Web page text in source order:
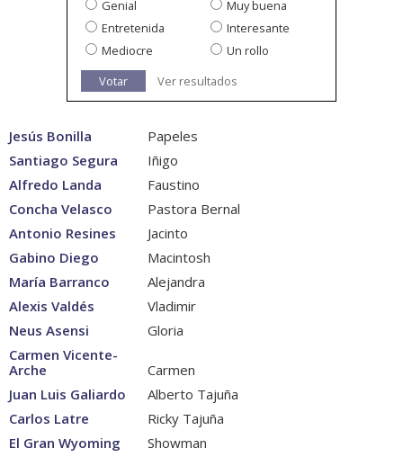
Genial
Muy buena
Entretenida
Interesante
Mediocre
Un rollo
Votar
Ver resultados
Jesús Bonilla
Papeles
Santiago Segura
Iñigo
Alfredo Landa
Faustino
Concha Velasco
Pastora Bernal
Antonio Resines
Jacinto
Gabino Diego
Macintosh
María Barranco
Alejandra
Alexis Valdés
Vladimir
Neus Asensi
Gloria
Carmen Vicente-
Arche
Carmen
Juan Luis Galiardo
Alberto Tajuña
Carlos Latre
Ricky Tajuña
El Gran Wyoming
Showman